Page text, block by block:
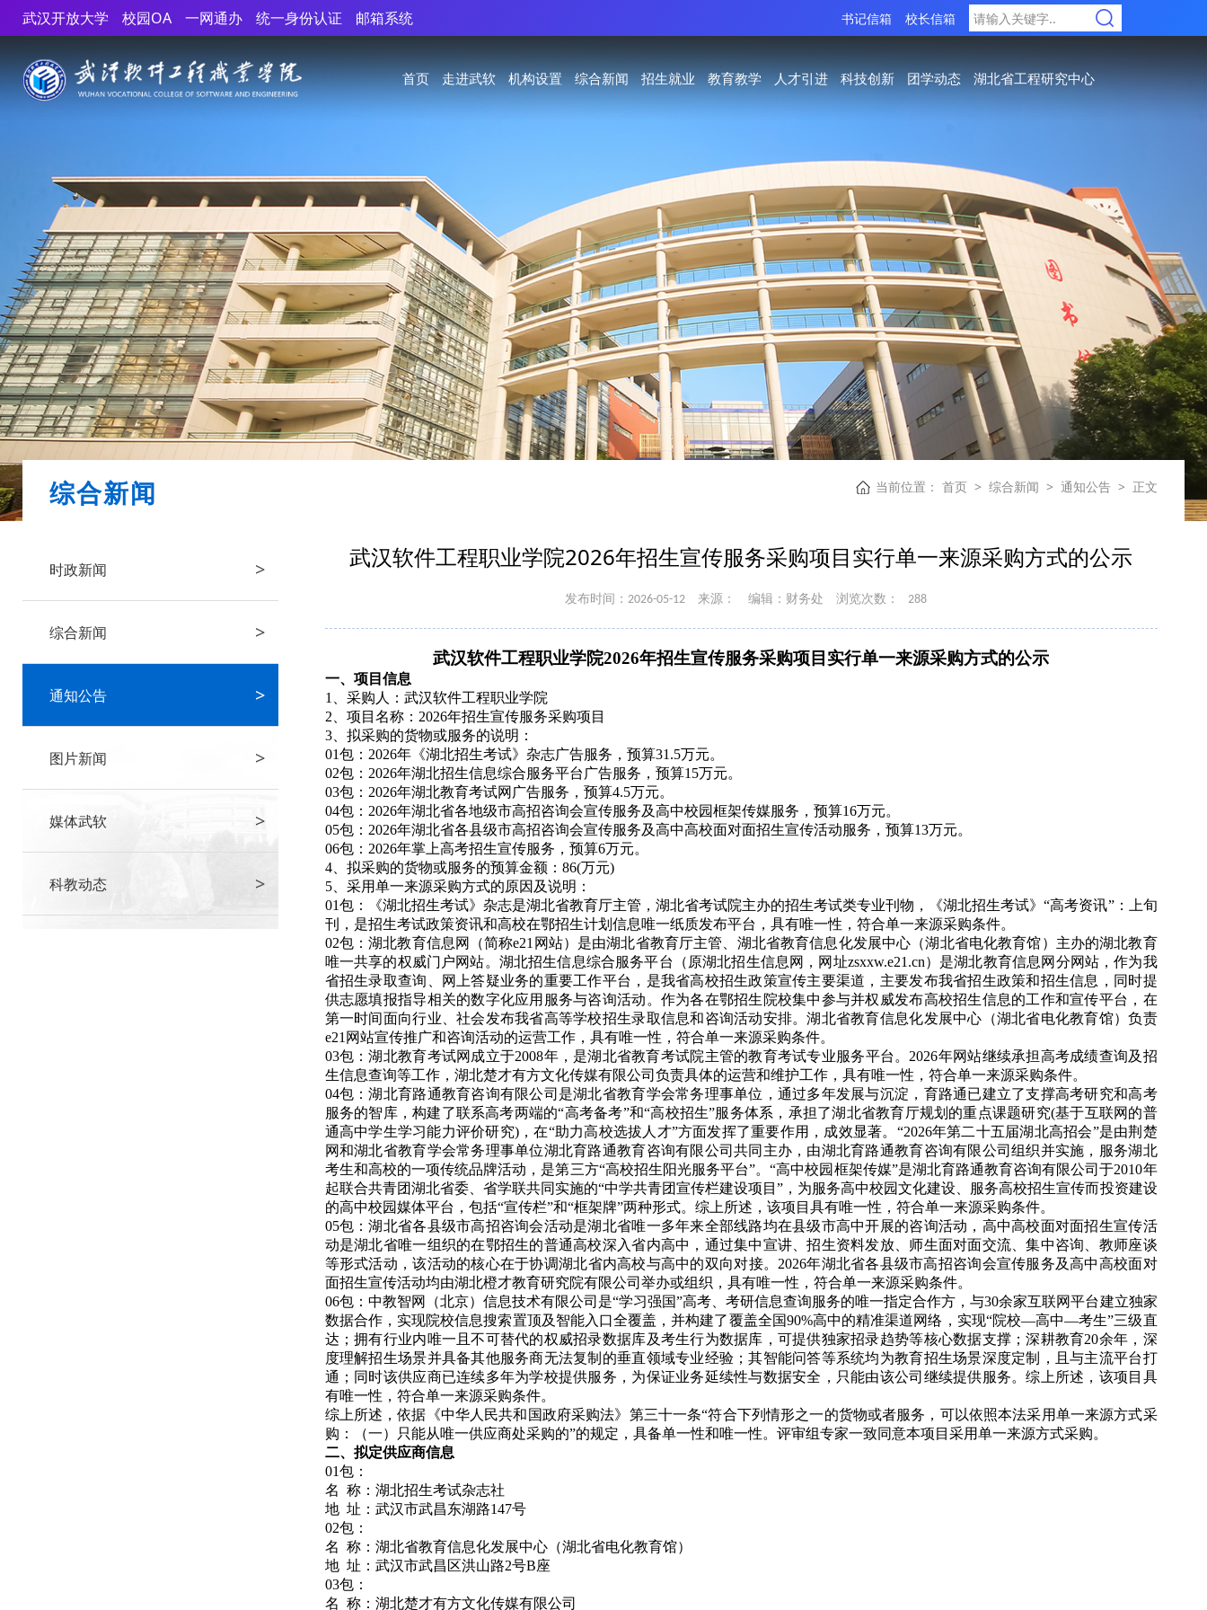
武汉开放大学 校园OA 一网通办 统一身份认证 邮箱系统 书记信箱 校长信箱
首页 走进武软 机构设置 综合新闻 招生就业 教育教学 人才引进 科技创新 团学动态 湖北省工程研究中心
综合新闻
时政新闻 >
综合新闻 >
通知公告 >
图片新闻 >
媒体武软 >
科教动态 >
当前位置： 首页 > 综合新闻 > 通知公告 > 正文
武汉软件工程职业学院2026年招生宣传服务采购项目实行单一来源采购方式的公示
发布时间：2026-05-12 来源： 编辑：财务处 浏览次数： 288
武汉软件工程职业学院2026年招生宣传服务采购项目实行单一来源采购方式的公示
一、项目信息
1、采购人：武汉软件工程职业学院
2、项目名称： 2026年招生宣传服务采购项目
3、拟采购的货物或服务的说明：
01包：2026年《湖北招生考试》杂志广告服务 ， 预算31.5万元。
02包：2026年湖北招生信息综合服务平台广告服务 ， 预算15万元。
03包：2026年湖北教育考试网广告服务 ， 预算4.5万元。
04包：2026年湖北省各地级市高招咨询会宣传服务及高中校园框架传媒服务 ， 预算16万元。
05包：2026年湖北省各县级市高招咨询会宣传服务及高中高校面对面招生宣传活动服务 ， 预算13万元。
06包：2026年掌上高考招生宣传服务 ， 预算6万元。
4、拟采购的货物或服务的预算金额： 86(万元)
5、采用单一来源采购方式的原因及说明：
01包：《湖北招生考试》杂志是湖北省教育厅主管，湖北省考试院主办的招生考试类专业刊物，《湖北招生考试》“高考资讯”：上旬
刊，是招生考试政策资讯和高校在鄂招生计划信息唯一纸质发布平台，具有唯一性，符合单一来源采购条件。
02包：湖北教育信息网（简称e21网站）是由湖北省教育厅主管、湖北省教育信息化发展中心（湖北省电化教育馆）主办的湖北教育
唯一共享的权威门户网站。湖北招生信息综合服务平台（原湖北招生信息网，网址zsxxw.e21.cn）是湖北教育信息网分网站，作为我
省招生录取查询、网上答疑业务的重要工作平台，是我省高校招生政策宣传主要渠道，主要发布我省招生政策和招生信息，同时提
供志愿填报指导相关的数字化应用服务与咨询活动。作为各在鄂招生院校集中参与并权威发布高校招生信息的工作和宣传平台，在
第一时间面向行业、社会发布我省高等学校招生录取信息和咨询活动安排。湖北省教育信息化发展中心（湖北省电化教育馆）负责
e21网站宣传推广和咨询活动的运营工作，具有唯一性，符合单一来源采购条件。
03包：湖北教育考试网成立于2008年，是湖北省教育考试院主管的教育考试专业服务平台。2026年网站继续承担高考成绩查询及招
生信息查询等工作，湖北楚才有方文化传媒有限公司负责具体的运营和维护工作，具有唯一性，符合单一来源采购条件。
04包：湖北育路通教育咨询有限公司是湖北省教育学会常务理事单位，通过多年发展与沉淀，育路通已建立了支撑高考研究和高考
服务的智库，构建了联系高考两端的“高考备考”和“高校招生”服务体系，承担了湖北省教育厅规划的重点课题研究(基于互联网的普
通高中学生学习能力评价研究)，在“助力高校选拔人才”方面发挥了重要作用，成效显著。“2026年第二十五届湖北高招会”是由荆楚
网和湖北省教育学会常务理事单位湖北育路通教育咨询有限公司共同主办，由湖北育路通教育咨询有限公司组织并实施，服务湖北
考生和高校的一项传统品牌活动，是第三方“高校招生阳光服务平台”。“高中校园框架传媒”是湖北育路通教育咨询有限公司于2010年
起联合共青团湖北省委、省学联共同实施的“中学共青团宣传栏建设项目”，为服务高中校园文化建设、服务高校招生宣传而投资建设
的高中校园媒体平台，包括“宣传栏”和“框架牌”两种形式。综上所述，该项目具有唯一性，符合单一来源采购条件。
05包：湖北省各县级市高招咨询会活动是湖北省唯一多年来全部线路均在县级市高中开展的咨询活动，高中高校面对面招生宣传活
动是湖北省唯一组织的在鄂招生的普通高校深入省内高中，通过集中宣讲、招生资料发放、师生面对面交流、集中咨询、教师座谈
等形式活动，该活动的核心在于协调湖北省内高校与高中的双向对接。 2026年湖北省各县级市高招咨询会宣传服务及高中高校面对
面招生宣传活动均由湖北橙才教育研究院有限公司举办或组织，具有唯一性，符合单一来源采购条件。
06包：中教智网（北京）信息技术有限公司是“学习强国”高考、考研信息查询服务的唯一指定合作方，与30余家互联网平台建立独家
数据合作，实现院校信息搜索置顶及智能入口全覆盖，并构建了覆盖全国90%高中的精准渠道网络，实现“院校—高中—考生”三级直
达；拥有行业内唯一且不可替代的权威招录数据库及考生行为数据库，可提供独家招录趋势等核心数据支撑；深耕教育20余年，深
度理解招生场景并具备其他服务商无法复制的垂直领域专业经验；其智能问答等系统均为教育招生场景深度定制，且与主流平台打
通；同时该供应商已连续多年为学校提供服务，为保证业务延续性与数据安全，只能由该公司继续提供服务。综上所述，该项目具
有唯一性，符合单一来源采购条件。
综上所述，依据《中华人民共和国政府采购法》第三十一条“符合下列情形之一的货物或者服务，可以依照本法采用单一来源方式采
购：（一）只能从唯一供应商处采购的”的规定，具备单一性和唯一性。评审组专家一致同意本项目采用单一来源方式采购。
二、拟定供应商信息
01包：
名 称： 湖北招生考试杂志社
地 址：武汉市武昌东湖路147号
02包：
名 称：湖北省教育信息化发展中心（湖北省电化教育馆）
地 址：武汉市武昌区洪山路2号B座
03包：
名 称：湖北楚才有方文化传媒有限公司